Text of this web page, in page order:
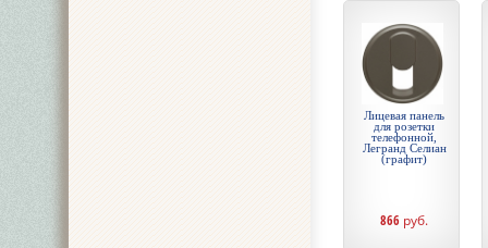
Лицевая панель
для розетки
телефонной,
Легранд Селиан
(графит)
866 руб.